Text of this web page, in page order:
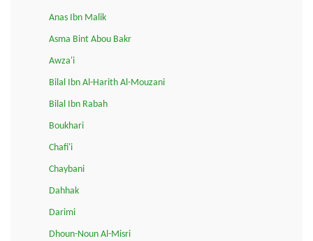
Anas Ibn Malik
Asma Bint Abou Bakr
Awza'i
Bilal Ibn Al-Harith Al-Mouzani
Bilal Ibn Rabah
Boukhari
Chafi'i
Chaybani
Dahhak
Darimi
Dhoun-Noun Al-Misri